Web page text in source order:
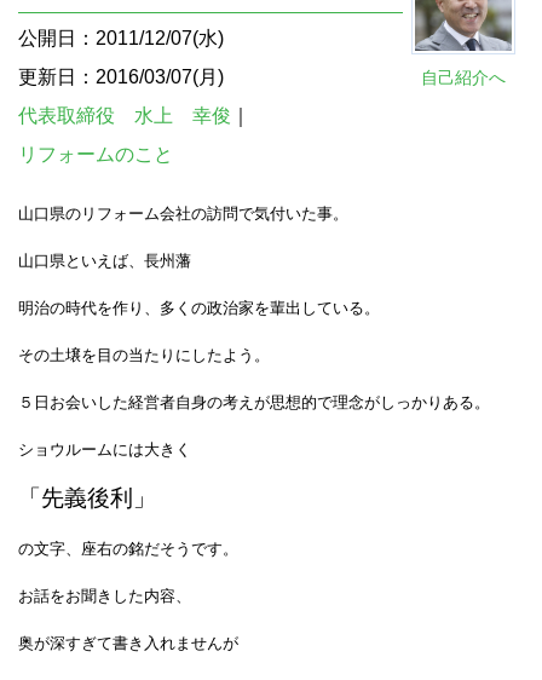
自己紹介へ
公開日：2011/12/07(水)
更新日：2016/03/07(月)
代表取締役 水上 幸俊
リフォームのこと
山口県のリフォーム会社の訪問で気付いた事。
山口県といえば、長州藩
明治の時代を作り、多くの政治家を輩出している。
その土壌を目の当たりにしたよう。
５日お会いした経営者自身の考えが思想的で理念がしっかりある。
ショウルームには大きく
「先義後利」
の文字、座右の銘だそうです。
お話をお聞きした内容、
奥が深すぎて書き入れませんが